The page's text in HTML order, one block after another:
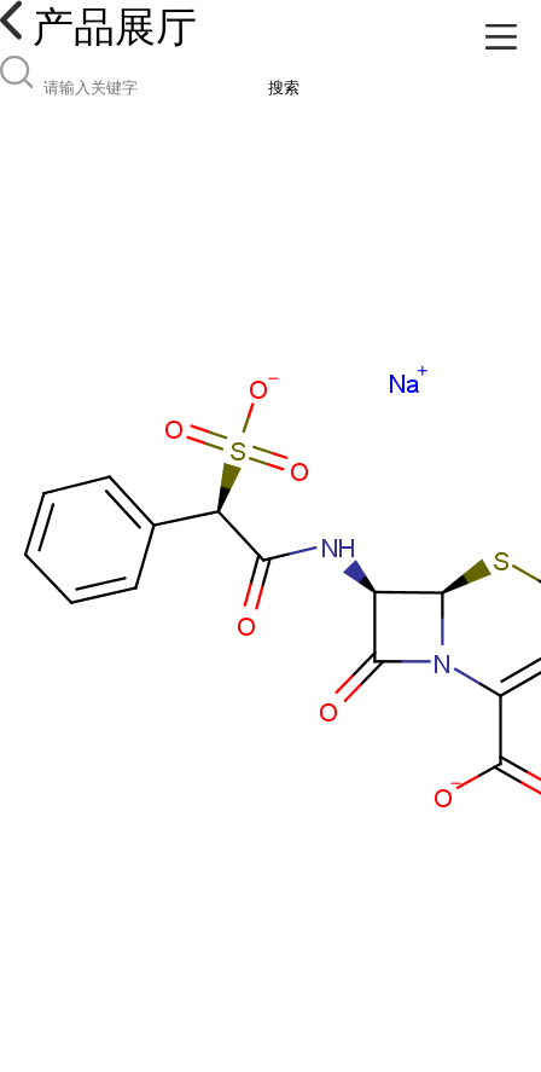
产品展厅
搜索